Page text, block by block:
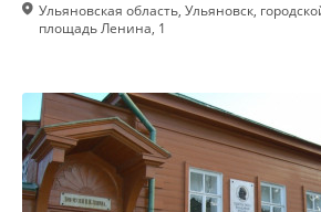
Ульяновская область, Ульяновск,
площадь Ленина, 1